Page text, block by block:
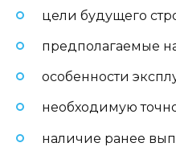
цели будущего
предполагаемые
особенности
необходимую
наличие ранее